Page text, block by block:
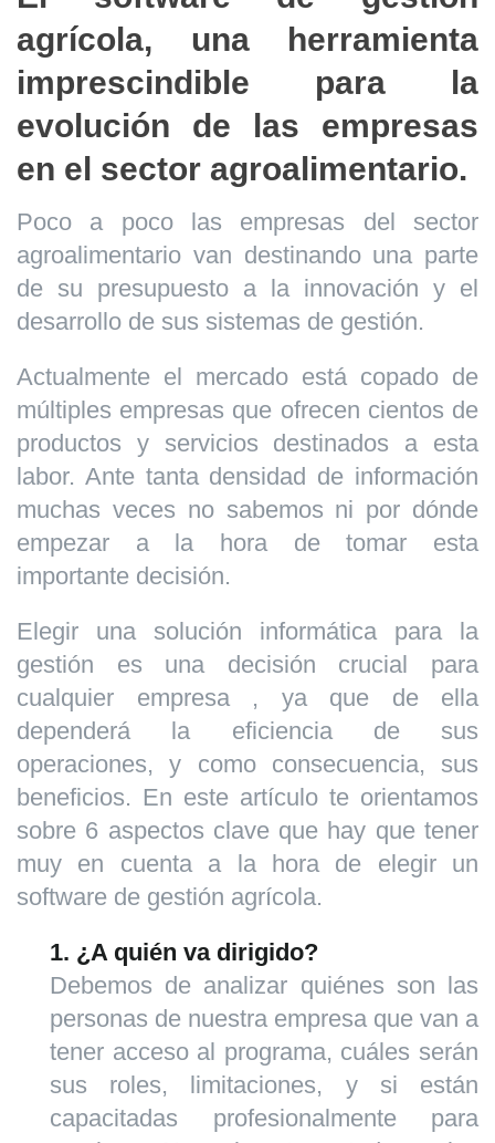
agrícola, una herramienta
imprescindible para la
evolución de las empresas
en el sector agroalimentario.
Poco a poco las empresas del sector
agroalimentario van destinando una parte
de su presupuesto a la innovación y el
desarrollo de sus sistemas de gestión.
Actualmente el mercado está copado de
múltiples empresas que ofrecen cientos de
productos y servicios destinados a esta
labor. Ante tanta densidad de información
muchas veces no sabemos ni por dónde
empezar a la hora de tomar esta
importante decisión.
Elegir una solución informática para la
gestión es una decisión crucial para
cualquier empresa , ya que de ella
dependerá la eficiencia de sus
operaciones, y como consecuencia, sus
beneficios. En este artículo te orientamos
sobre 6 aspectos clave que hay que tener
muy en cuenta a la hora de elegir un
software de gestión agrícola.
1. ¿A quién va dirigido?
Debemos de analizar quiénes son las
personas de nuestra empresa que van a
tener acceso al programa, cuáles serán
sus roles, limitaciones, y si están
capacitadas profesionalmente para